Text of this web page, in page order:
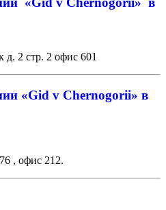
2 стр. 2 офис 601
«Gid v Chernogorii» в
, офис 212.